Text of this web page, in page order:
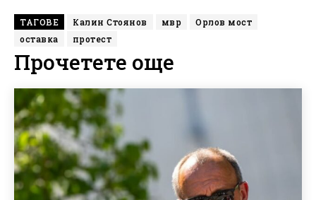
ТАГОВЕ Калин Стоянов мвр
Орлов мост
оставка
протест
Прочетете още